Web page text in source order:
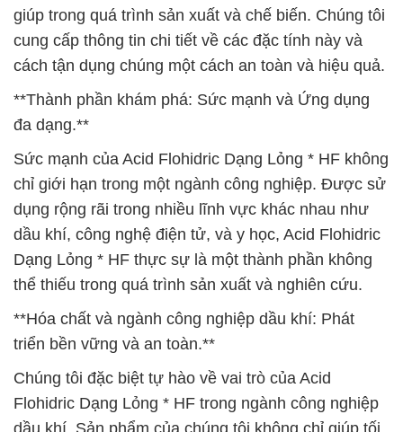
giúp trong quá trình sản xuất và chế biến. Chúng tôi
cung cấp thông tin chi tiết về các đặc tính này và
cách tận dụng chúng một cách an toàn và hiệu quả.
**Thành phần khám phá: Sức mạnh và Ứng dụng
đa dạng.**
Sức mạnh của Acid Flohidric Dạng Lỏng * HF không
chỉ giới hạn trong một ngành công nghiệp. Được sử
dụng rộng rãi trong nhiều lĩnh vực khác nhau như
dầu khí, công nghệ điện tử, và y học, Acid Flohidric
Dạng Lỏng * HF thực sự là một thành phần không
thể thiếu trong quá trình sản xuất và nghiên cứu.
**Hóa chất và ngành công nghiệp dầu khí: Phát
triển bền vững và an toàn.**
Chúng tôi đặc biệt tự hào về vai trò của Acid
Flohidric Dạng Lỏng * HF trong ngành công nghiệp
dầu khí. Sản phẩm của chúng tôi không chỉ giúp tối